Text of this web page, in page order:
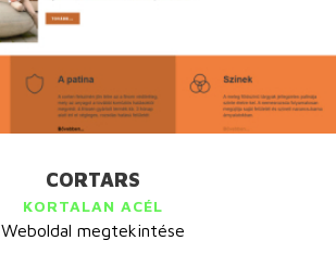
CORTARS
KORTALAN ACÉL
Weboldal megtekintése